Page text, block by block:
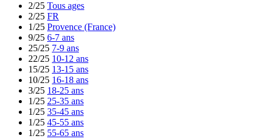
2/25 Tous ages
2/25 FR
1/25 Provence (France)
9/25 6-7 ans
25/25 7-9 ans
22/25 10-12 ans
15/25 13-15 ans
10/25 16-18 ans
3/25 18-25 ans
1/25 25-35 ans
1/25 35-45 ans
1/25 45-55 ans
1/25 55-65 ans